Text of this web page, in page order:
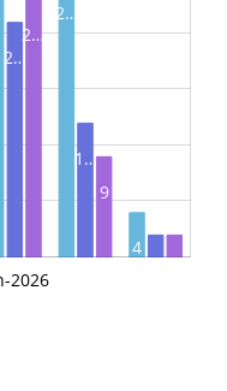
2…
4
2…
1…
2…
9
2026